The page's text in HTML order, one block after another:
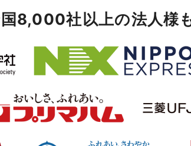
8,000社以上の法人様